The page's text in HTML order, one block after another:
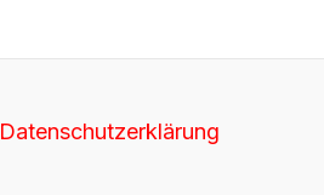
Datenschutz­erklärung